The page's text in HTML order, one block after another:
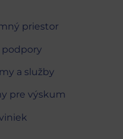
priestor
podpory
a služby
pre výskum